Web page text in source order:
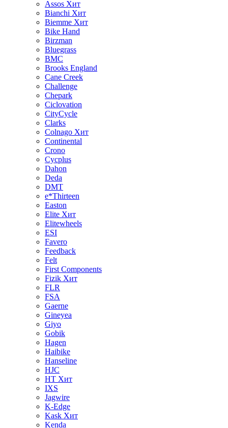
Assos Хит
Bianchi Хит
Biemme Хит
Bike Hand
Birzman
Bluegrass
BMC
Brooks England
Cane Creek
Challenge
Chepark
Ciclovation
CityCycle
Clarks
Colnago Хит
Continental
Crono
Cycplus
Dahon
Deda
DMT
e*Thirteen
Easton
Elite Хит
Elitewheels
ESI
Favero
Feedback
Felt
First Components
Fizik Хит
FLR
FSA
Gaerne
Gineyea
Giyo
Gobik
Hagen
Haibike
Hanseline
HJC
HT Хит
IXS
Jagwire
K-Edge
Kask Хит
Kenda